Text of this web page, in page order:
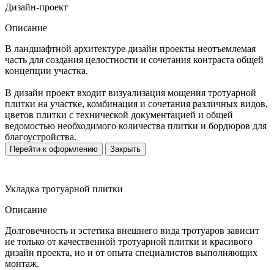
Дизайн-проект
Описание
В ландшафтной архитектуре дизайн проекты неотъемлемая
часть для создания целостности и сочетания контраста общей
концепции участка.
В дизайн проект входит визуализация мощения тротуарной
плитки на участке, комбинация и сочетания различных видов,
цветов плитки с технической документацией и общей
ведомостью необходимого количества плитки и бордюров для
благоустройства.
Перейти к оформлению Закрыть
Укладка тротуарной плитки
Описание
Долговечность и эстетика внешнего вида тротуаров зависит
не только от качественной тротуарной плитки и красивого
дизайн проекта, но и от опыта специалистов выполняющих
монтаж.